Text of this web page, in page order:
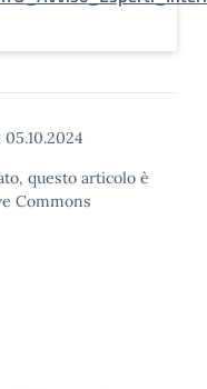
05.10.2024
questo articolo è
Commons